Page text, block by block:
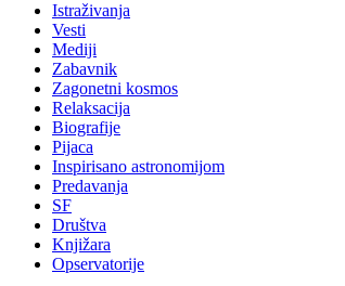
Istraživanja
Vesti
Mediji
Zabavnik
Zagonetni kosmos
Relaksacija
Biografije
Pijaca
Inspirisano astronomijom
Predavanja
SF
Društva
Knjižara
Opservatorije